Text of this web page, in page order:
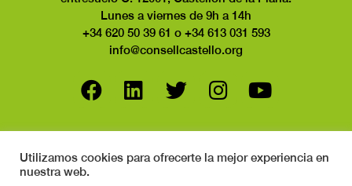
Lunes a viernes de 9h a 14h
+34 620 50 39 61 o +34 613 031 593
info@consellcastello.org
Política de cookies
Utilizamos cookies para ofrecerte la mejor experiencia en
nuestra web.